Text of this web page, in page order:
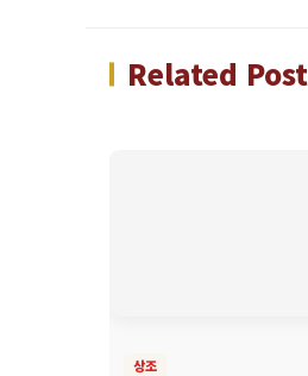
Related
상조